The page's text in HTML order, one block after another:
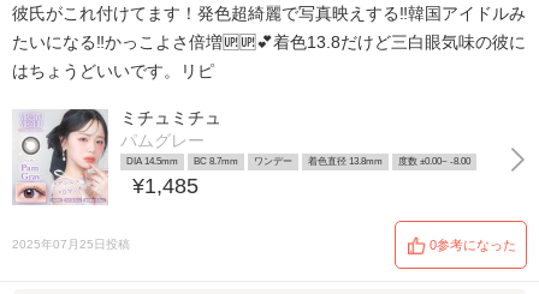
彼氏がこれ付けてます！発色超綺麗で写真映えする‼️韓国アイドルみ
たいになる‼️かっこよさ倍増🆙🆙💕着色13.8だけど三白眼気味の彼に
はちょうどいいです。リピ
ミチュミチュ
パムグレー
DIA 14.5mm BC 8.7mm ワンデー 着色直径 13.8mm 度数 ±0.00~ -8.00
¥1,485
2025年07月25日投稿 0参考になった